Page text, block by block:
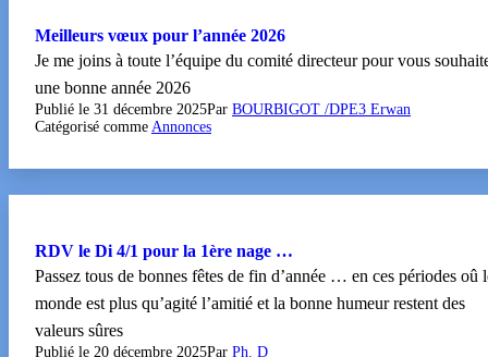
Meilleurs vœux pour l’année 2026
Je me joins à toute l’équipe du comité directeur pour vous
une bonne année 2026
Publié le 31 décembre 2025Par BOURBIGOT /DPE3 Erwan
Catégorisé comme Annonces
RDV le Di 4/1 pour la 1ère nage …
Passez tous de bonnes fêtes de fin d’année … en ces périodes oû
monde est plus qu’agité l’amitié et la bonne humeur restent des
valeurs sûres
Publié le 20 décembre 2025Par Ph. D